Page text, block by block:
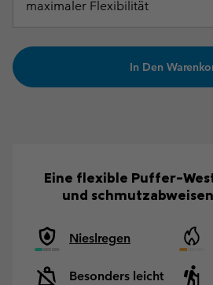
maximaler Flexibilität
In Den
Eine flexible Puffer-
und
Nieslregen
Besonders leicht